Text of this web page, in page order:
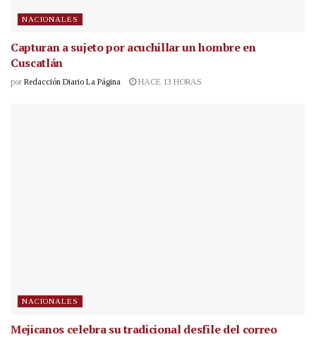
NACIONALES
Capturan a sujeto por acuchillar un hombre en
Cuscatlán
por Redacción Diario La Página HACE 13 HORAS
NACIONALES
Mejicanos celebra su tradicional desfile del correo